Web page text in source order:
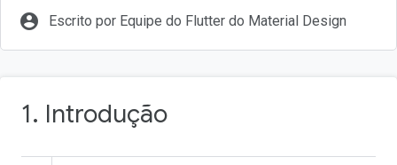
account_circle Escrito por Equipe do Flutter do Material Design
1. Introdução